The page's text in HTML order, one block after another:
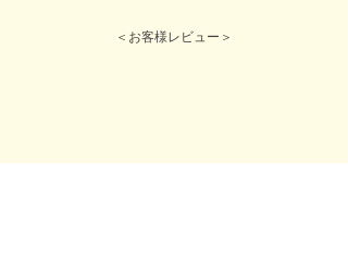
＜お客様レビュー＞